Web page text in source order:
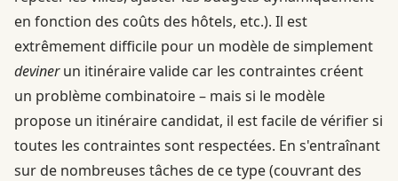
en fonction des coûts des hôtels, etc.). Il est
extrêmement difficile pour un modèle de simplement
devinerun itinéraire valide car les contraintes créent
un problème combinatoire – mais si le modèle
propose un itinéraire candidat, il est facile de vérifier si
toutes les contraintes sont respectées. En s'entraînant
sur de nombreuses tâches de ce type (couvrant des